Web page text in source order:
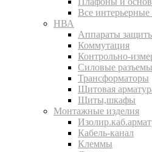
Все интерьерные
НВА
Аппараты
Коммутация
Контрольно-
Силовые разъемы
Трансформаторы
Щитовая
Щиты,шкафы
Монтажные изделия
Кабель-канал
Клеммы